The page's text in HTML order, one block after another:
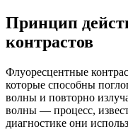
Принцип
контрастов
Флуоресцентные
которые способны
волны и повторно
волны — процесс,
диагностике они